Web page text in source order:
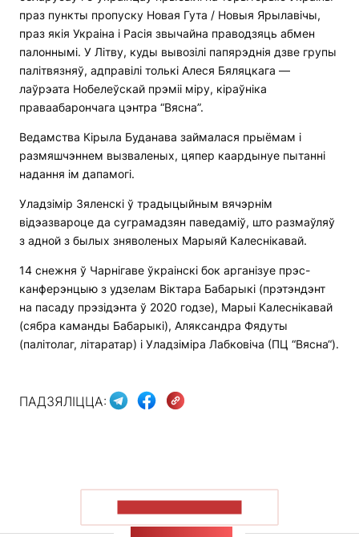
праз пункты пропуску Новая Гута / Новыя Ярылавічы,
праз якія Украіна і Расія звычайна праводзяць абмен
палоннымі. У Літву, куды вывозілі папярэднія дзве групы
палітвязняў, адправілі толькі Алеся Бяляцкага —
лаўрэата Нобелеўскай прэміі міру, кіраўніка
праваабарончага цэнтра “Вясна”.
Ведамства Кірыла Буданава займалася прыёмам і
размяшчэннем вызваленых, цяпер каардынуе пытанні
надання ім дапамогі.
Уладзімір Зяленскі ў традыцыйным вячэрнім
відэазвароце да суграмадзян паведаміў, што размаўляў
з адной з былых зняволеных Марыяй Калеснікавай.
14 снежня ў Чарнігаве ўкраінскі бок арганізуе прэс-
канферэнцыю з удзелам Віктара Бабарыкі (прэтэндэнт
на пасаду прэзідэнта ў 2020 годзе), Марыі Калеснікавай
(сябра каманды Бабарыкі), Аляксандра Фядуты
(палітолаг, літаратар) і Уладзіміра Лабковіча (ПЦ “Вясна“).
ПАДЗЯЛІЦЦА: